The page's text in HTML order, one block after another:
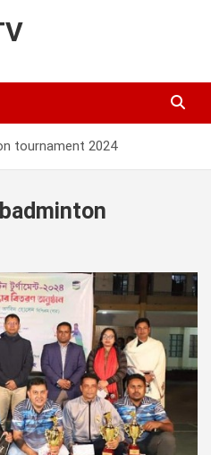
tournament 2024